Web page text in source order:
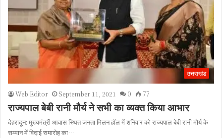
उत्तराखंड
Web Editor September 11, 2021 0 77
राज्यपाल बेबी रानी मौर्य ने सभी का व्यक्त किया आभार
देहरादून: मुख्यमंत्री आवास स्थित जनता मिलन हॉल में शनिवार को राज्यपाल बेबी रानी मौर्य के
सम्मान में विदाई समारोह का…